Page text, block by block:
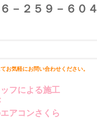
２５９－６０
お気軽にお問い合わせください。
フによる施工
アコンさくら